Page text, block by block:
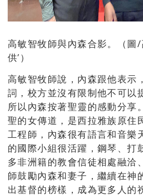
高敏智牧師與內森合影。（圖
供’）
高敏智牧師說，內森跟他表示
詞，校方並沒有限制他不可以
所以內森按著聖靈的感動分享
聖的女傳道，是西拉雅族原住
工程師，內森很有語言和音樂
的國際小組很活躍，鋼琴、打
多非洲籍的教會信徒相處融洽
師鼓勵內森和妻子，繼續在神
出基督的榜樣，成為更多人的